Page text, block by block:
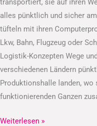
transportiert, sie auf ihren
alles pünktlich und sicher
tüfteln mit ihren
Lkw, Bahn, Flugzeug oder
Logistik-Konzepten Wege
verschiedenen Ländern
Produktionshalle landen, wo
funktionierenden Ganzen
Weiterlesen »